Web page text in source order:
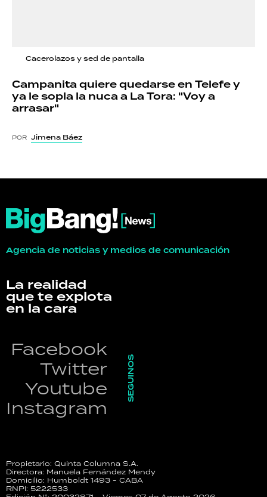
Cacerolazos y sed de pantalla
Campanita quiere quedarse en Telefe y
ya le sopla la nuca a La Tora: "Voy a
arrasar"
POR Jimena Báez
Agencia de noticias y medios de comunicación
La realidad
que te explota
en la cara
Facebook
Twitter
Youtube
Instagram
SEGUINOS
Propietario: Quinta Columna S.A.
Directora: Manuela Fernández Mendy
Domicilio: Humboldt 1493 - CABA
RNPI: 5222533